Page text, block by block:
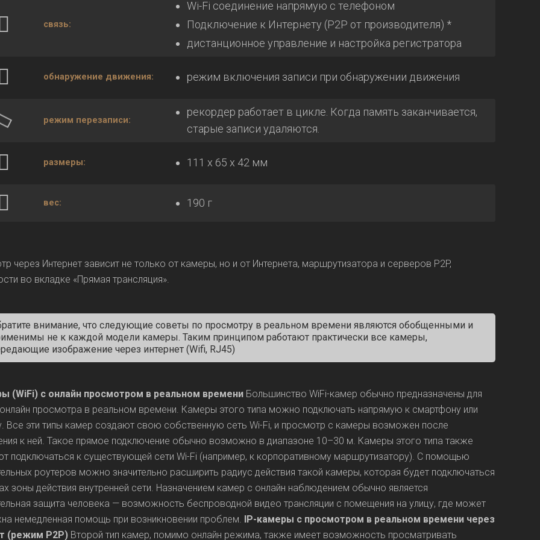
связь:
Wi-Fi соединение напрямую с телефоном
Подключение к Интернету (P2P от производителя) *
дистанционное управление и настройка регистратора
обнаружение движения: режим включения записи при обнаружении движения
режим перезаписи:
рекордер работает в цикле. Когда память заканчивается,
старые записи удаляются.
размеры: 111 х 65 х 42 мм
вес: 190 г
через Интернет зависит не только от камеры, но и от Интернета, маршрутизатора и серверов P2P,
во вкладке «Прямая трансляция».
внимание, что следующие советы по просмотру в реальном времени являются обобщенными и
не к каждой модели камеры. Таким принципом работают практически все камеры,
изображение через интернет (Wifi, RJ45)
(WiFi) с онлайн просмотром в реальном времени Большинство WiFi-камер обычно предназначены для
просмотра в реальном времени. Камеры этого типа можно подключать напрямую к смартфону или
Все эти типы камер создают свою собственную сеть Wi-Fi, и просмотр с камеры возможен после
к ней. Такое прямое подключение обычно возможно в диапазоне 10–30 м. Камеры этого типа также
подключаться к существующей сети Wi-Fi (например, к корпоративному маршрутизатору). С помощью
роутеров можно значительно расширить радиус действия такой камеры, которая будет подключаться
зоны действия внутренней сети. Назначением камер с онлайн наблюдением обычно является
защита человека — возможность беспроводной видео трансляции с помещения на улицу, где может
немедленная помощь при возникновении проблем. IP-камеры с просмотром в реальном времени через
(режим P2P) Второй тип камер, помимо онлайн режима, также имеет возможность просматривать